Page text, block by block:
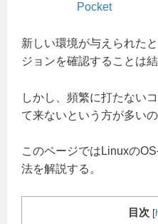
Pocket
新しい環境が与えられた
ジョンを確認することは
しかし、頻繁に打たない
て来ないという方が多い
このページではLinuxの
法を解説する。
目次 [